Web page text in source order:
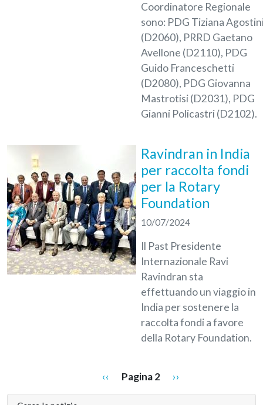
Coordinatore Regionale
sono: PDG Tiziana
(D2060), PRRD Gaetano
Avellone (D2110), PDG
Guido Franceschetti
(D2080), PDG Giovanna
Mastrotisi (D2031), PDG
Gianni Policastri (D2102).
Ravindran in India
per raccolta fondi
per la Rotary
Foundation
10/07/2024
Il Past Presidente
Internazionale Ravi
Ravindran sta
effettuando un viaggio in
India per sostenere la
raccolta fondi a favore
della Rotary Foundation.
Pagina precedente
‹‹ Pagina 2 Pagina successiva
››